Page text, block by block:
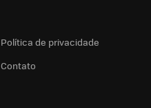
Política de privacidade
Contato